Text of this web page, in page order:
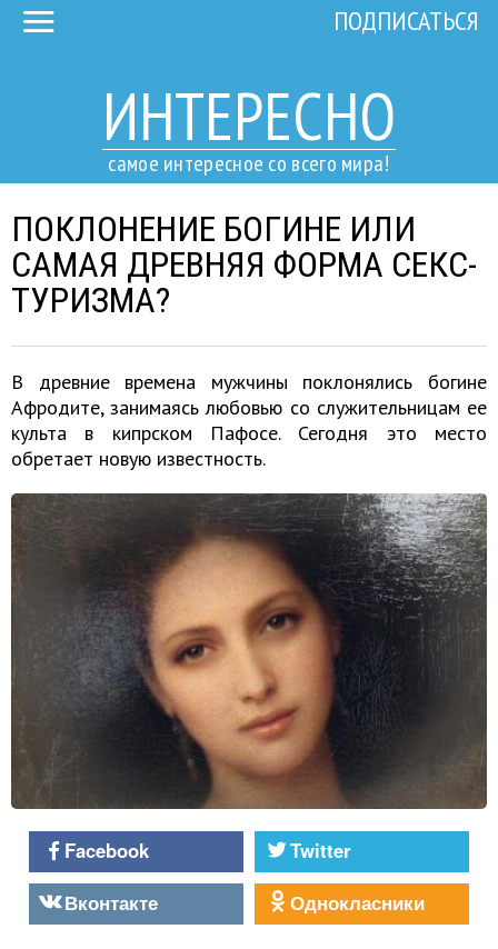
ИНТЕРЕСНО
самое интересное со всего мира!
ПОДПИСАТЬСЯ
ПОКЛОНЕНИЕ БОГИНЕ ИЛИ
САМАЯ ДРЕВНЯЯ ФОРМА СЕКС-
ТУРИЗМА?
В древние времена мужчины поклонялись богине
Афродите, занимаясь любовью со служительницам ее
культа в кипрском Пафосе. Сегодня это место
обретает новую известность.
Facebook
Twitter
Вконтакте
Однокласники